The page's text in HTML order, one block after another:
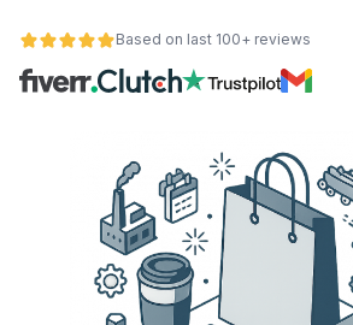
Based on last 100+ reviews